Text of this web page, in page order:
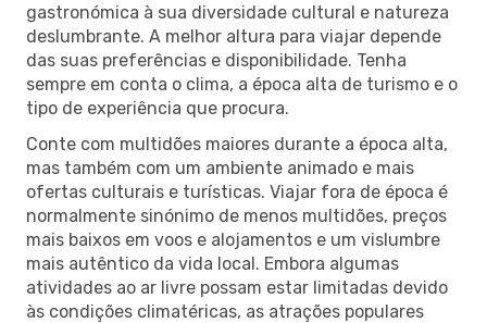
gastronómica à sua diversidade cultural e natureza
deslumbrante. A melhor altura para viajar depende
das suas preferências e disponibilidade. Tenha
sempre em conta o clima, a época alta de turismo e o
tipo de experiência que procura.
Conte com multidões maiores durante a época alta,
mas também com um ambiente animado e mais
ofertas culturais e turísticas. Viajar fora de época é
normalmente sinónimo de menos multidões, preços
mais baixos em voos e alojamentos e um vislumbre
mais autêntico da vida local. Embora algumas
atividades ao ar livre possam estar limitadas devido
às condições climatéricas, as atrações populares